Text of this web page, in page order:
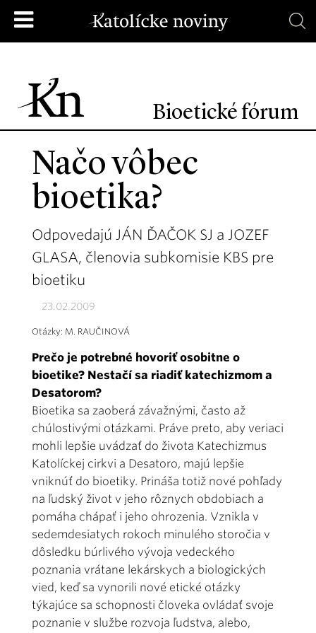
Bioetické fórum
Načo vôbec
bioetika?
Odpovedajú JÁN ĎAČOK SJ a JOZEF
GLASA, členovia subkomisie KBS pre
bioetiku
23.02.2009
Otázky: M. RAUČINOVÁ
Prečo je potrebné hovoriť osobitne o
bioetike? Nestačí sa riadiť katechizmom a
Desatorom?
Bioetika sa zaoberá závažnými, často až
chúlostivými otázkami. Práve preto, aby veriaci
mohli lepšie uvádzať do života Katechizmus
Katolíckej cirkvi a Desatoro, majú lepšie
vniknúť do bioetiky. Prináša totiž nové pohľady
na ľudský život v jeho rôznych obdobiach a
pomáha chápať i jeho ohrozenia. Vznikla v
sedemdesiatych rokoch minulého storočia v
dôsledku búrlivého vývoja vedeckého
poznania vrátane lekárskych a biologických
vied, keď sa vynorili nové etické otázky
týkajúce sa schopnosti človeka ovládať svoje
poznanie v službe rozvoja ľudstva, alebo,